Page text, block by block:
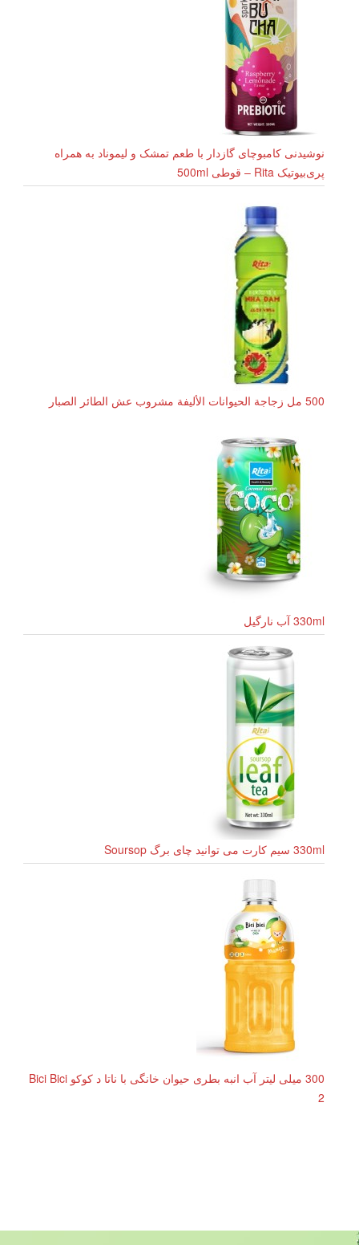
نوشیدنی کامبوچای گازدار با طعم تمشک و لیموناد به همراه
پری‌بیوتیک Rita – قوطی 500ml
500 مل زجاجة الحيوانات الأليفة مشروب عش الطائر الصبار
330ml آب نارگیل
330ml سیم کارت می توانید چای برگ Soursop
300 میلی لیتر آب انبه بطری حیوان خانگی با ناتا د کوکو Bici Bici
2